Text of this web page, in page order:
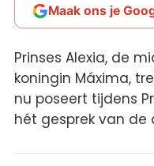
Maak ons je
Prinses Alexia, de
koningin Máxima,
nu poseert tijdens
hét gesprek van de